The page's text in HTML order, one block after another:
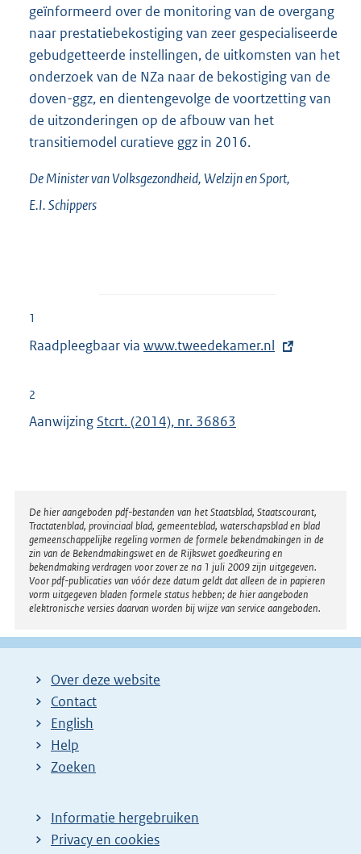
geïnformeerd over de monitoring van de overgang
naar prestatiebekostiging van zeer gespecialiseerde
gebudgetteerde instellingen, de uitkomsten van het
onderzoek van de NZa naar de bekostiging van de
doven-ggz, en dientengevolge de voortzetting van
de uitzonderingen op de afbouw van het
transitiemodel curatieve ggz in 2016.
De Minister van Volksgezondheid, Welzijn en Sport,
E.I.Schippers
1
Raadpleegbaar via E
r
i
n
k
:
www.tweedekamer.nl
2
Aanwijzing Stcrt. (2014), nr. 36863
Disclaimer
De hier aangeboden pdf-bestanden van het Staatsblad, Staatscourant,
Tractatenblad, provinciaal blad, gemeenteblad, waterschapsblad en blad
gemeenschappelijke regeling vormen de formele bekendmakingen in de
zin van de Bekendmakingswet en de Rijkswet goedkeuring en
bekendmaking verdragen voor zover ze na 1 juli 2009 zijn uitgegeven.
Voor pdf-publicaties van vóór deze datum geldt dat alleen de in papieren
vorm uitgegeven bladen formele status hebben; de hier aangeboden
elektronische versies daarvan worden bij wijze van service aangeboden.
Over deze website
Contact
English
Help
Zoeken
Informatie hergebruiken
Privacy en cookies